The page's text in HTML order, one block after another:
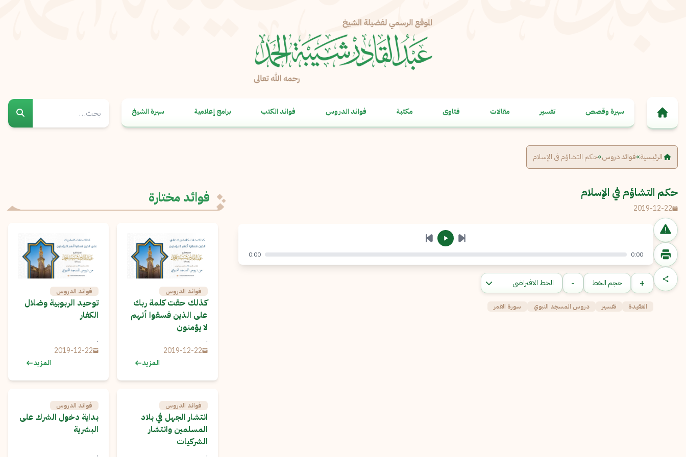
سيرة وقصص تفسير مقالات فتاوى مكتبة فوائد الدروس فوائد الكتب برامج إعلامية سيرة الشيخ
الرئيسية»فوائد دروس»حكم التشاؤم في الإسلام
حكم التشاؤم في الإسلام
2019-12-22
الإبلاغ عن مشكلة
البريد الإلكتروني*
إرسال
نسخ
0:00
0:00
+ حجم الخط -
العقيدة تفسير دروس المسجد النبوي سورة القمر
فوائد مختارة
فوائد الدروس
كذلك حقت كلمة ربك
على الذين فسقوا أنهم
لا يؤمنون
.
2019-12-22
المزيد
فوائد الدروس
توحيد الربوبية وضلال
الكفار
.
2019-12-22
المزيد
فوائد الدروس
انتشار الجهل في بلاد
المسلمين وانتشار
الشركيات
.
فوائد الدروس
بداية دخول الشرك على
البشرية
.